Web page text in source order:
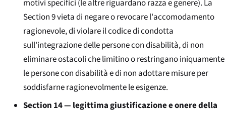
motivi specifici (le altre riguardano razza e genere). La
Section 9 vieta di negare o revocare l'accomodamento
ragionevole, di violare il codice di condotta
sull'integrazione delle persone con disabilità, di non
eliminare ostacoli che limitino o restringano iniquamente
le persone con disabilità e di non adottare misure per
soddisfarne ragionevolmente le esigenze.
Section 14 — legittima giustificazione e onere della